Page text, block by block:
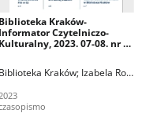
Biblioteka Kraków-
Informator Czytelniczo-
Kulturalny, 2023. 07-08. nr 6-
Biblioteka Kraków Izabela